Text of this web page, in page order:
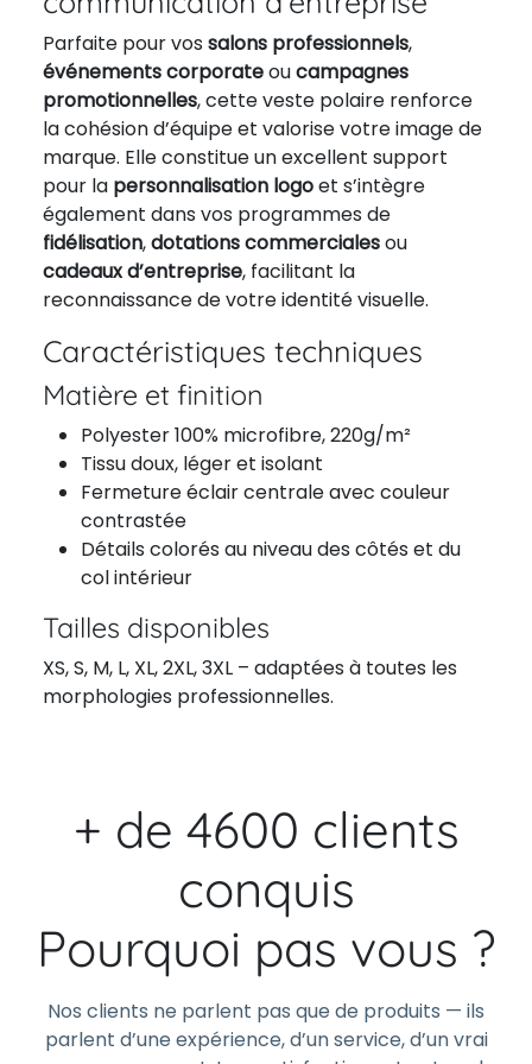
Parfaite pour vos salons professionnels,
événements corporateoucampagnes
promotionnelles, cette veste polaire renforce
la cohésion d’équipe et valorise votre image de
marque. Elle constitue un excellent support
pour la personnalisation logoet s’intègre
également dans vos programmes de
fidélisation,dotations commercialesou
cadeaux d’entreprise, facilitant la
reconnaissance de votre identité visuelle.
Caractéristiques techniques
Matière et finition
Polyester 100% microfibre, 220g/m²
Tissu doux, léger et isolant
Fermeture éclair centrale avec couleur
contrastée
Détails colorés au niveau des côtés et du
col intérieur
Tailles disponibles
XS, S, M, L, XL, 2XL, 3XL – adaptées à toutes les
morphologies professionnelles.
+ de 4600 clients
conquis
Pourquoi pas vous ?
Nos clients ne parlent pas que de produits — ils
parlent d’une expérience, d’un service, d’un vrai